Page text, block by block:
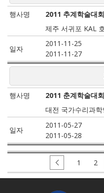
2011 추계학술대회
제주 서귀포 KAL
2011-11-25
2011-11-27
2011 춘계학술대회
대전 국가수리과
2011-05-27
2011-05-28
1 2